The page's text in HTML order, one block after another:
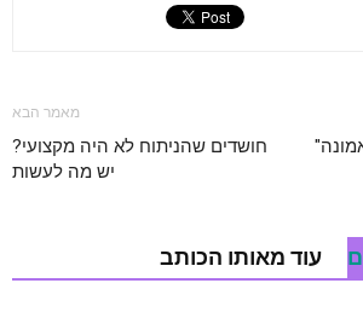
מאמר הבא
חושדים שהניתוח לא היה מקצועי?
יש מה לעשות
עוד מאותו הכותב